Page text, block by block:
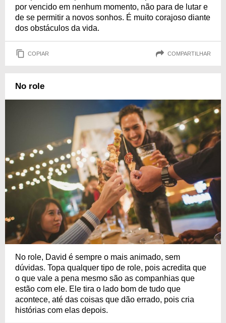
por vencido em nenhum momento, não para de lutar e
de se permitir a novos sonhos. É muito corajoso diante
dos obstáculos da vida.
COPIAR COMPARTILHAR
No role
No role, David é sempre o mais animado, sem
dúvidas. Topa qualquer tipo de role, pois acredita que
o que vale a pena mesmo são as companhias que
estão com ele. Ele tira o lado bom de tudo que
acontece, até das coisas que dão errado, pois cria
histórias com elas depois.